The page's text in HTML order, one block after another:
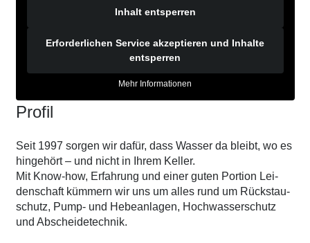
Inhalt entsperren
Erforderlichen Service akzeptieren und Inhalte
entsperren
Mehr Informationen
Pro­fil
Seit 1997 sor­gen wir dafür, dass Was­ser da bleibt, wo es
hin­ge­hört – und nicht in Ihrem Kel­ler.
Mit Know-how, Erfah­rung und einer guten Por­ti­on Lei­
den­schaft küm­mern wir uns um alles rund um Rückstau­
schutz, Pump- und Hebe­an­la­gen, Hoch­was­ser­schutz
und Abschei­de­tech­nik.